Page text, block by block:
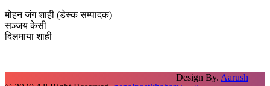
मोहन जंग शाही (डेस्क सम्पादक)
सञ्जय केसी
दिलमाया शाही
Design By. Aarush